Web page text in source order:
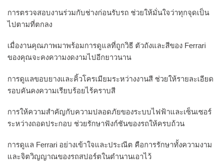
การตรวจสอบงานร่วมกับช่างก่อนรับรถ ช่วยให้มั่นใจว่าทุกจุดเป็น
ไปตามที่ตกลง
เมื่องานคุณภาพมาพร้อมการดูแลที่ถูกวิธี ตัวถังและสีของ Ferrari
ของคุณจะคงความงดงามไปอีกยาวนาน
การดูแลขอบยางและคิ้วโครเมียมระหว่างงานสี ช่วยให้รายละเอียด
รอบคันคงความเรียบร้อยไร้คราบสี
การให้ความสำคัญกับความปลอดภัยของระบบไฟฟ้าและเซ็นเซอร์
ระหว่างถอดประกอบ ช่วยรักษาฟังก์ชันของรถให้ครบถ้วน
การดูแล Ferrari อย่างเข้าใจและประณีต คือการรักษาทั้งความงาม
และจิตวิญญาณของรถสปอร์ตในตำนานเอาไว้